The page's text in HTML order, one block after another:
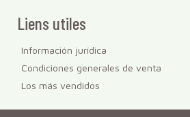
Liens utiles
Información jurídica
Condiciones generales de venta
Los más vendidos